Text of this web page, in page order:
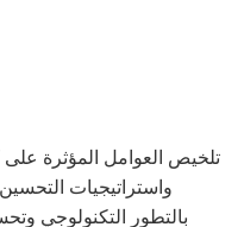
تلخيص العوامل المؤثرة على
واستراتيجيات
بالتطور التكنولوجي